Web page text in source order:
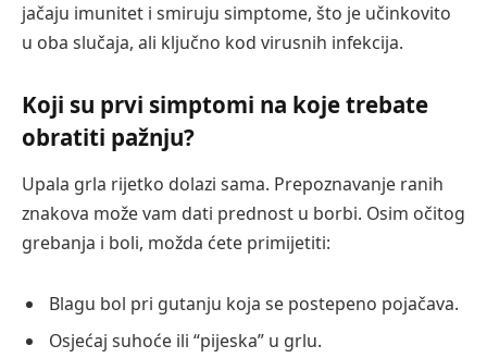
jačaju imunitet i smiruju simptome, što je učinkovito
u oba slučaja, ali ključno kod virusnih infekcija.
Koji su prvi simptomi na koje trebate
obratiti pažnju?
Upala grla rijetko dolazi sama. Prepoznavanje ranih
znakova može vam dati prednost u borbi. Osim očitog
grebanja i boli, možda ćete primijetiti:
Blagu bol pri gutanju koja se postepeno pojačava.
Osjećaj suhoće ili “pijeska” u grlu.